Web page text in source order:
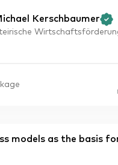
Kerschbaumer
models as the basis